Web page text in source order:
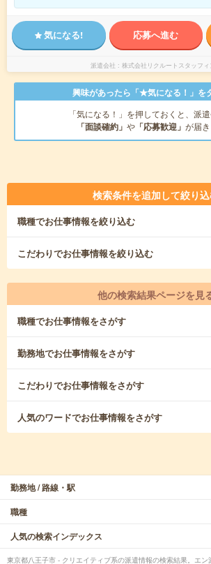
気になる! 応募へ進む
派遣会社 株式会社リクルートスタッフィ
興味があったら「★気になる！」を
「気になる！」を押しておくと、派
「面談確約」 や 「応募歓迎」 が届き
検索条件を追加して絞り
職種でお仕事情報を絞り込む
こだわりでお仕事情報を絞り込む
他の検索結果ページを見
職種でお仕事情報をさがす
勤務地でお仕事情報をさがす
こだわりでお仕事情報をさがす
人気のワードでお仕事情報をさがす
勤務地 / 路線・駅
職種
人気の検索インデックス
東京都八王子市 - クリエイティブ系の派遣情報の検索結果。エ